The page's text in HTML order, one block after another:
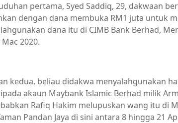
pertama, Syed Saddiq, 29, dakwaan
dengan dana membuka RM1 juta untuk
dana itu di CIMB Bank Berhad,
2020.
kedua, beliau didakwa menyalahgunakan
akaun Maybank Islamic Berhad milik
Rafiq Hakim melupuskan wang itu di
Pandan Jaya di sini antara 8 hingga 21